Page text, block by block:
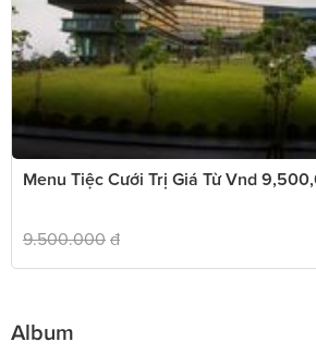
Menu Tiệc Cưới Trị Giá Từ Vnd
9.500.000 đ
Album